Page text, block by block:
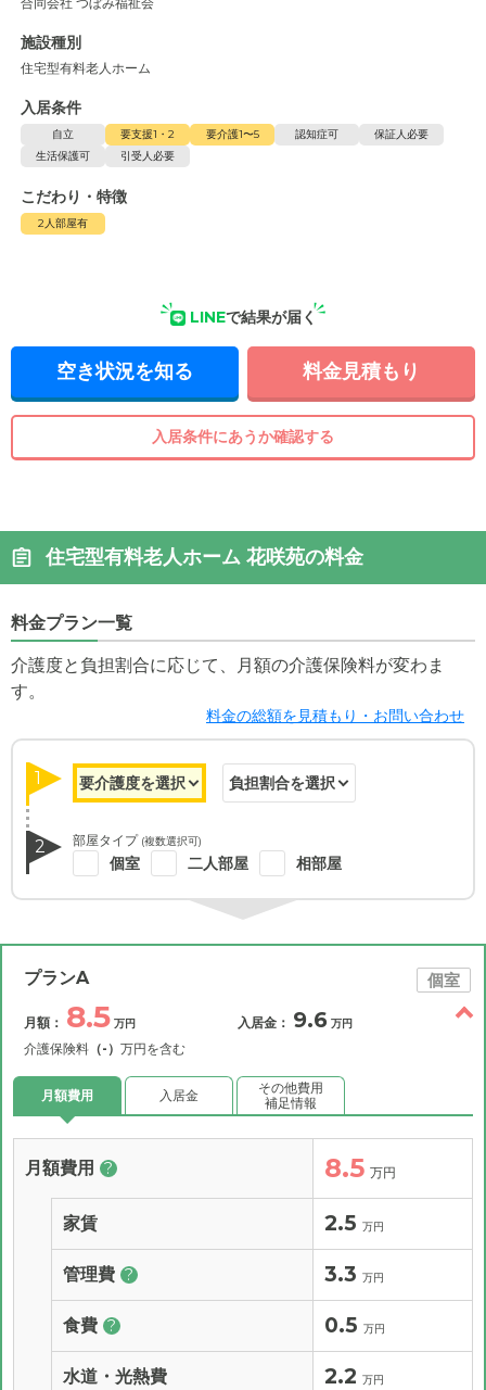
施設種別
住宅型有料老人ホーム
入居条件
自立 要支援1・2 要介護1〜5 認知症可
保証人必要
生活保護可
引受人必要
こだわり・特徴
2人部屋有
LINEで結果が届く
空き状況を知る 料金見積もり
入居条件にあうか確認する
住宅型有料老人ホーム 花咲苑の料金
料金プラン一覧
介護度と負担割合に応じて、月額の介護保険料が変わま
す。
料金の総額を見積もり・お問い合わせ
1
2 部屋タイプ (複数選択可)
個室 二人部屋 相部屋
プランA 個室
月額： 8.5 万円
介護保険料 （-） 万円を含む
入居金： 9.6 万円
月額費用 入居金
その他費用
補足情報
月額費用 ? 8.5 万円
家賃 2.5 万円
管理費 ? 3.3 万円
食費 ? 0.5 万円
水道・光熱費 2.2 万円